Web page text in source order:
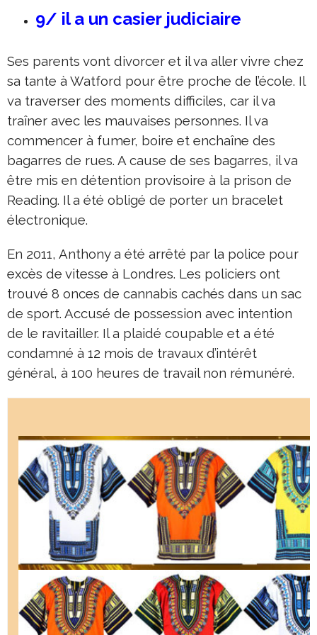
9/ il a un casier judiciaire
Ses parents vont divorcer et il va aller vivre chez
sa tante à Watford pour être proche de l’école. Il
va traverser des moments difficiles, car il va
traîner avec les mauvaises personnes. Il va
commencer à fumer, boire et enchaîne des
bagarres de rues. A cause de ses bagarres, il va
être mis en détention provisoire à la prison de
Reading. Il a été obligé de porter un bracelet
électronique.
En 2011, Anthony a été arrêté par la police pour
excès de vitesse à Londres. Les policiers ont
trouvé 8 onces de cannabis cachés dans un sac
de sport. Accusé de possession avec intention
de le ravitailler. Il a plaidé coupable et a été
condamné à 12 mois de travaux d’intérêt
général, à 100 heures de travail non rémunéré.